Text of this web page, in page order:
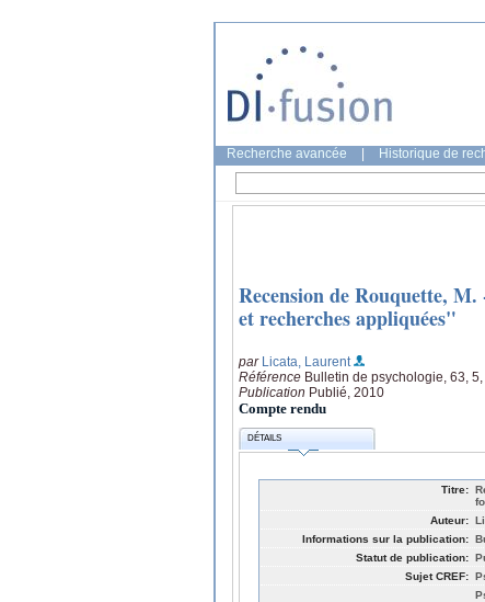
Recherche avancée Historique de
Recension de Rouquette,
et recherches appliquées"
par Licata, Laurent
Référence Bulletin de psychologie, 63,
Publication Publié, 2010
Compte rendu
DÉTAILS
Titre:
Auteur:
Informations sur la publication:
Statut de publication:
Sujet CREF: